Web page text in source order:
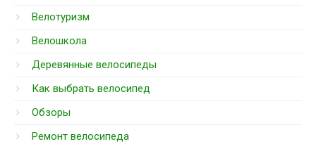
Велотуризм
Велошкола
Деревянные велосипеды
Как выбрать велосипед
Обзоры
Ремонт велосипеда